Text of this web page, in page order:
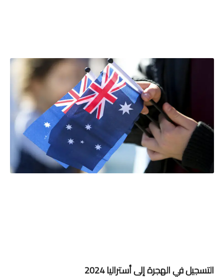
التسجيل في الهجرة إلى أستراليا 2024